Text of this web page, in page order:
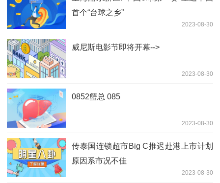
首个“台球之乡”
2023-08-30
威尼斯电影节即将开幕-->
2023-08-30
0852蟹总 085
2023-08-30
传泰国连锁超市Big C推迟赴港上市计划
原因系市况不佳
2023-08-30